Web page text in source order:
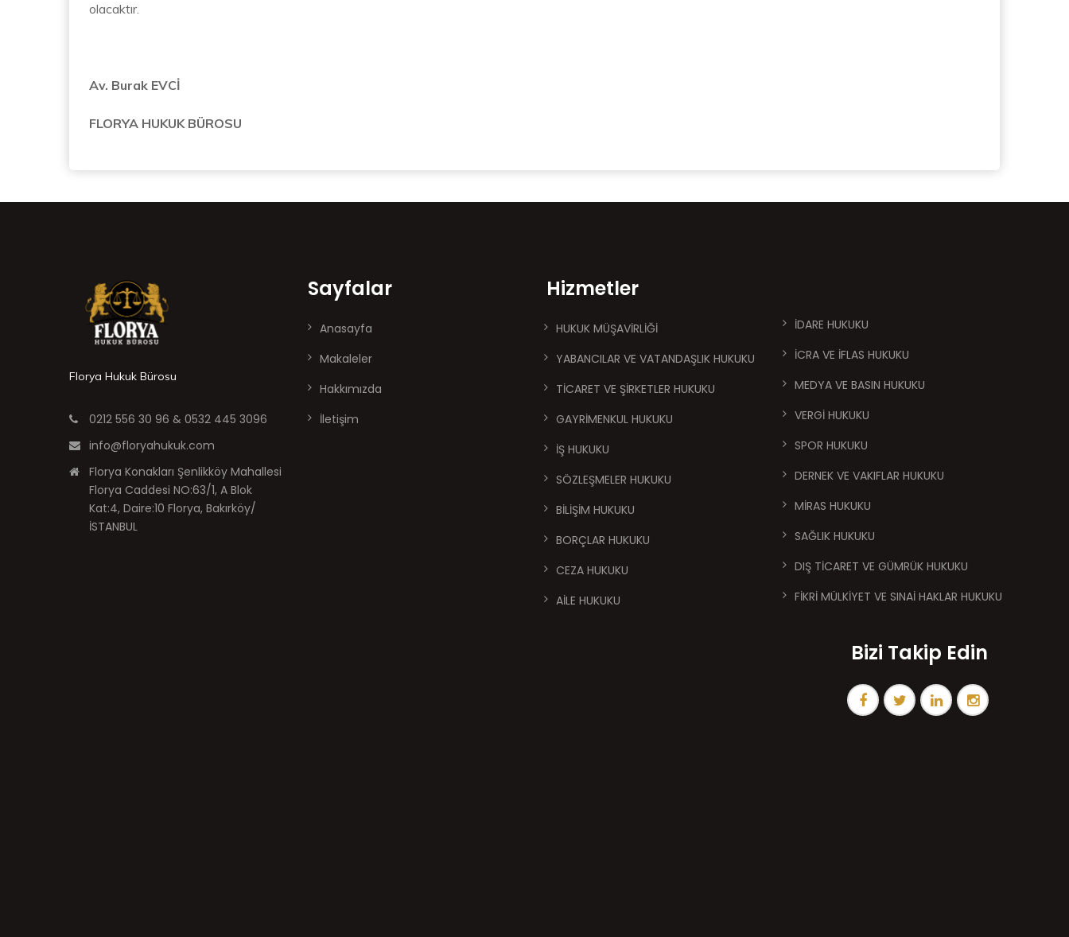
olacaktır.
Av. Burak EVCİ
FLORYA HUKUK BÜROSU
Florya Hukuk Bürosu
0212 556 30 96 & 0532 445 3096
info@floryahukuk.com
Florya Konakları Şenlikköy Mahallesi
Florya Caddesi NO:63/1, A Blok
Kat:4, Daire:10 Florya, Bakırköy/
İSTANBUL
Sayfalar
Anasayfa
Makaleler
Hakkımızda
İletişim
Hizmetler
HUKUK MÜŞAVİRLİĞİ
YABANCILAR VE VATANDAŞLIK HUKUKU
TİCARET VE ŞİRKETLER HUKUKU
GAYRİMENKUL HUKUKU
İŞ HUKUKU
SÖZLEŞMELER HUKUKU
BİLİŞİM HUKUKU
BORÇLAR HUKUKU
CEZA HUKUKU
AİLE HUKUKU
İDARE HUKUKU
İCRA VE İFLAS HUKUKU
MEDYA VE BASIN HUKUKU
VERGİ HUKUKU
SPOR HUKUKU
DERNEK VE VAKIFLAR HUKUKU
MİRAS HUKUKU
SAĞLIK HUKUKU
DIŞ TİCARET VE GÜMRÜK HUKUKU
FİKRİ MÜLKİYET VE SINAİ HAKLAR HUKUKU
Bizi Takip Edin